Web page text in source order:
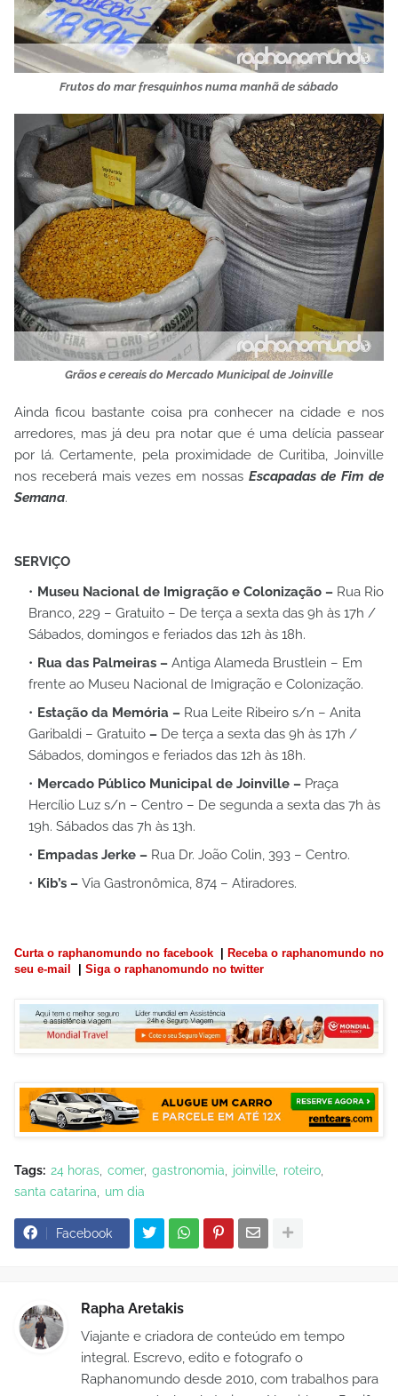
Frutos do mar fresquinhos numa manhã de sábado
Grãos e cereais do Mercado Municipal de Joinville
Ainda ficou bastante coisa pra conhecer na cidade e nos
arredores, mas já deu pra notar que é uma delícia passear
por lá. Certamente, pela proximidade de Curitiba, Joinville
nos receberá mais vezes em nossas Escapadas de Fim de
Semana.
SERVIÇO
Museu Nacional de Imigração e Colonização – Rua Rio
Branco, 229 – Gratuito – De terça a sexta das 9h às 17h /
Sábados, domingos e feriados das 12h às 18h.
Rua das Palmeiras – Antiga Alameda Brustlein – Em
frente ao Museu Nacional de Imigração e Colonização.
Estação da Memória – Rua Leite Ribeiro s/n – Anita
Garibaldi – Gratuito – De terça a sexta das 9h às 17h /
Sábados, domingos e feriados das 12h às 18h.
Mercado Público Municipal de Joinville – Praça
Hercílio Luz s/n – Centro – De segunda a sexta das 7h às
19h. Sábados das 7h às 13h.
Empadas Jerke – Rua Dr. João Colin, 393 – Centro.
Kib’s – Via Gastronômica, 874 – Atiradores.
Curta o raphanomundo no facebook
Receba o raphanomundo no
seu e-mail
Siga o raphanomundo no twitter
Tags: 24 horas comer gastronomia joinville
roteiro
santa catarina
um dia
Facebook
Rapha Aretakis
Viajante e criadora de conteúdo em tempo
integral. Escrevo, edito e fotografo o
Raphanomundo desde 2010, com trabalhos para